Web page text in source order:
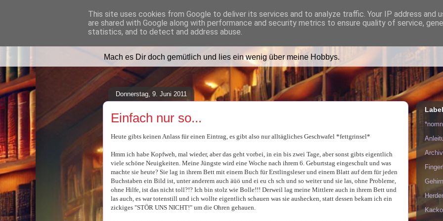
Lilafusselfee lädt Dich in ihr Wohnzimmer
Mach es Dir doch gemütlich und lies ein wenig über meine Hobbys.
Donnerstag, 9. Juni 2011
Einfach nur so...
Heute gibts keinen Anlass für einen Eintrag, es gibt also nur alltägliches Geschwafel *fettgrinsel*
Hmm ich habe Kopfweh, mal wieder, aber das geht vorbei, in ein bis zwei Tage, aber sonst gibts eigentlich
viele schöne Neuigkeiten. Meine Jüngste wird eine Woche nach ihrem 6. Geburtstag eingeschult und was
machte sie heute? Sie lag in ihrem Bett mit einem Buch für Erstlingsleser und einem Blatt auf dem für jeden
Buchstaben ein Bild ist, unter anderem auch äüö und ei eu ch sch und so weiter und sie las, ohne Probleme,
ohne Hilfe, ist das nicht toll?!? Ich bin stolz wie Bolle!!! Derweil lag meine Mittlere auch in ihrem Bett und
las auch, es war totenstill und ich wollte eigentlich schauen was sie aushecken, statt dessen bekam ich ein
zickiges "STÖR UNS NICHT!" um die Ohren gehauen.
Archiv
This site uses cookies from Google to deliver its services and to analyze traffic. Your IP address and
are shared with Google along with performance and security metrics to ensure quality of service,
statistics, and to detect and address abuse.